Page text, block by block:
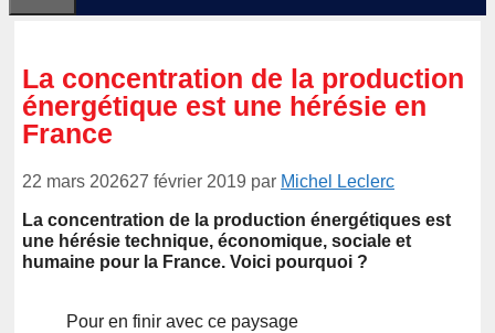
La concentration de la production
énergétique est une hérésie en
France
22 mars 202627 février 2019 par Michel Leclerc
La concentration de la production énergétiques est
une hérésie technique, économique, sociale et
humaine pour la France. Voici pourquoi ?
Pour en finir avec ce paysage